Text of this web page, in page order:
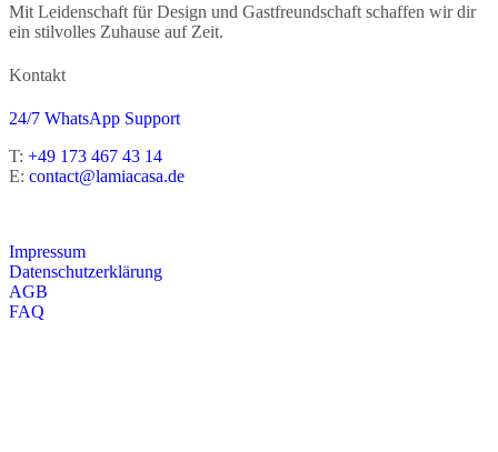
Mit Leidenschaft für Design und Gastfreundschaft schaffen wir dir
ein stilvolles Zuhause auf Zeit.
Kontakt
24/7 WhatsApp Support
T: +49 173 467 43 14
E: contact@lamiacasa.de
Impressum
Datenschutzerklärung
AGB
FAQ